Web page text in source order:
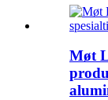
Møt